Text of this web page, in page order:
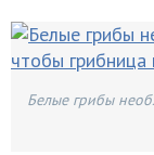
Белые грибы